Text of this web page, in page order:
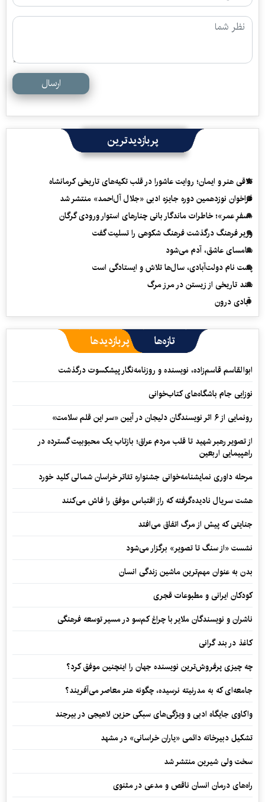
ارسال
پربازدیدترین
تلاقی هنر و ایمان؛ روایت عاشورا در قلب تکیه‌های تاریخی کرمانشاه
فراخوان نوزدهمین دوره جایزه ادبی «جلال آل‌احمد» منتشر شد
«سفرِ عمر»؛ خاطرات ماندگار بانی چنارهای استوار ورودی گرگان
وزیر فرهنگ درگذشت فرهنگ شکوهی را تسلیت گفت
سامسای عاشق، آدم می‌شود
پشت نام دولت‌آبادی، سال‌ها تلاش و ایستادگی است
سند تاریخی از زیستن در مرز مرگ
آبادی درون
تازه‌ها پربازدیدها
ابوالقاسم قاسم‌زاده، نویسنده و روزنامه‌نگار پیشکسوت درگذشت
نوزایی جام باشگاه‌های کتاب‌خوانی
رونمایی از ۶ اثر نویسندگان دلیجان در آیین «سر این قلم سلامت»
از تصویر رهبر شهید تا قلب مردم عراق؛ بازتاب یک محبوبیت گسترده در
راهپیمایی اربعین
مرحله داوری نمایشنامه‌خوانی جشنواره تئاتر خراسان شمالی کلید خورد
هشت سریال نادیده‌گرفته که راز اقتباس موفق را فاش می‌کنند
جنایتی که پیش از مرگ اتفاق می‌افتد
نشست «از سنگ تا تصویر» برگزار می‌شود
بدن به عنوان مهم‌ترین ماشین زندگی انسان
کودکان ایرانی و مطبوعات قجری
ناشران و نویسندگان ملایر با چراغ کم‌سو در مسیر توسعه فرهنگی
کاغذ در بند گرانی
چه چیزی پرفروش‌ترین نویسنده جهان را اینچنین موفق کرد؟
جامعه‌ای که به مدرنیته نرسیده، چگونه هنر معاصر می‌آفریند؟
واکاوی جایگاه ادبی و ویژگی‌های سبکی حزین لاهیجی در بیرجند
تشکیل دبیرخانه دائمی «یاران خراسانی» در مشهد
سخت ولی شیرین منتشر شد
راه‌های درمان انسان ناقص و مدعی در مثنوی